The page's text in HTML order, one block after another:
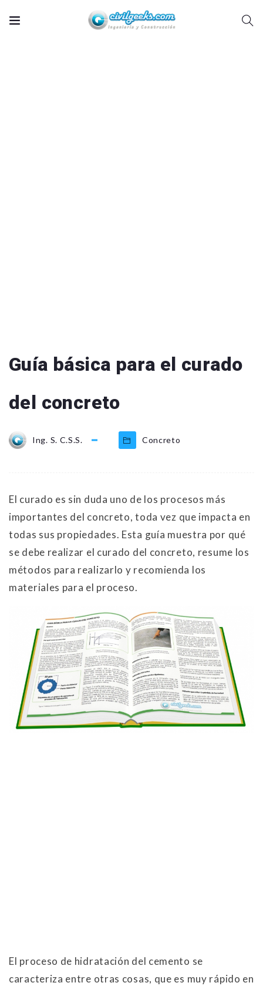
Guía básica para el curado
del concreto
Ing. S. C.S.S. Concreto
El curado es sin duda uno de los procesos más
importantes del concreto, toda vez que impacta en
todas sus propiedades. Esta guía muestra por qué
se debe realizar el curado del concreto, resume los
métodos para realizarlo y recomienda los
materiales para el proceso.
El proceso de hidratación del cemento se
caracteriza entre otras cosas, que es muy rápido en